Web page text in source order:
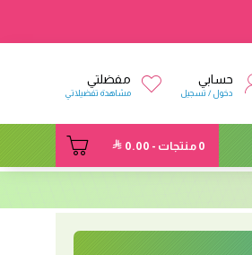
حسابي
دخول / تسجيل
مفضلتي
مشاهدة تفضيلاتي
0 منتجات - 0.00